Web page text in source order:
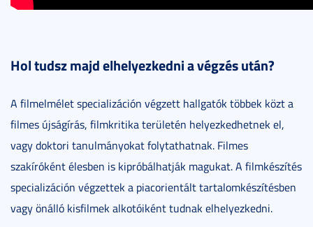
Hol tudsz majd elhelyezkedni a végzés után?
A filmelmélet specializáción végzett hallgatók többek közt a
filmes újságírás, filmkritika területén helyezkedhetnek el,
vagy doktori tanulmányokat folytathatnak. Filmes
szakíróként élesben is kipróbálhatják magukat. A filmkészítés
specializáción végzettek a piacorientált tartalomkészítésben
vagy önálló kisfilmek alkotóiként tudnak elhelyezkedni.